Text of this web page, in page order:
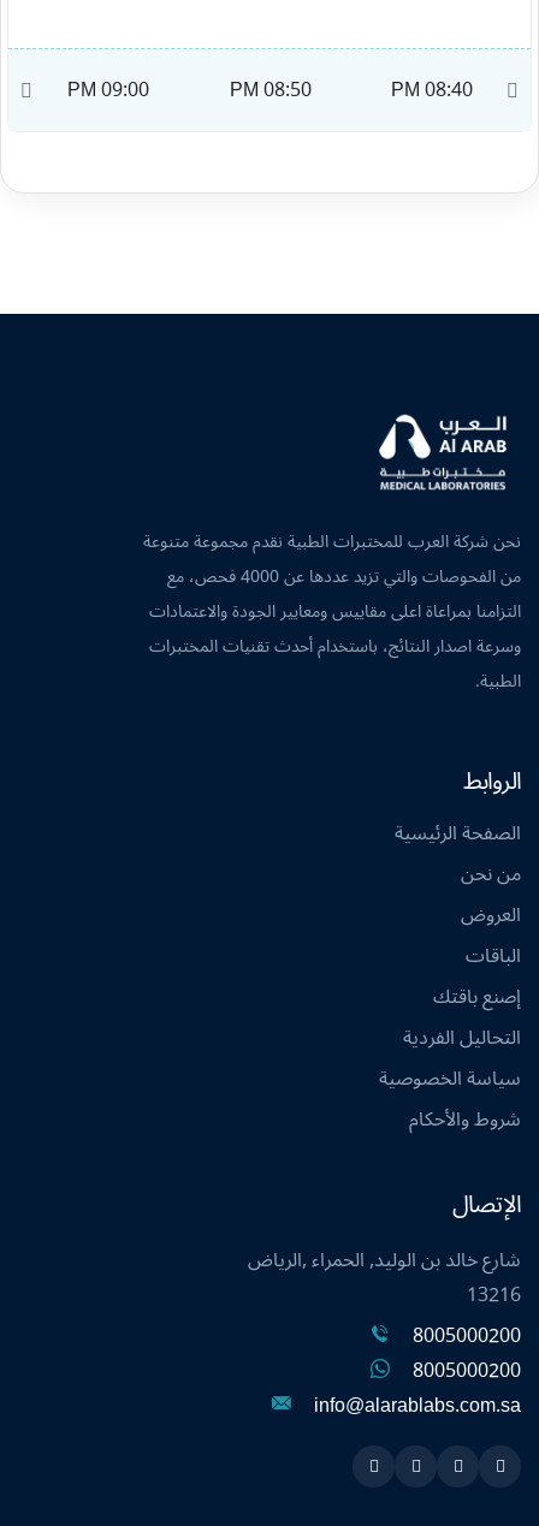
08:40 PM
08:50 PM
09:00 PM
نحن شركة العرب للمختبرات الطبية نقدم مجموعة متنوعة
من الفحوصات والتي تزيد عددها عن 4000 فحص، مع
التزامنا بمراعاة اعلى مقاييس ومعايير الجودة والاعتمادات
وسرعة اصدار النتائج، باستخدام أحدث تقنيات المختبرات
الطبية.
الروابط
الصفحة الرئيسية
من نحن
العروض
الباقات
إصنع باقتك
التحاليل الفردية
سياسة الخصوصية
شروط والأحكام
الإتصال
شارع خالد بن الوليد, الحمراء ,الرياض
13216
8005000200
8005000200
info@alarablabs.com.sa
Snapchat
Twitter
Linkedin
Instagram